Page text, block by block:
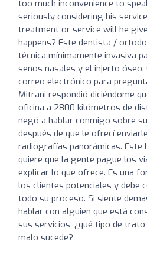
too much inconvenience to
seriously considering his
treatment or service will he
happens? Este dentista /
técnica mínimamente invasiva
senos nasales y el injerto óseo.
correo electrónico para
Mitrani respondió diciéndome
oficina a 2800 kilómetros de
negó a hablar conmigo sobre
después de que le ofrecí
radiografías panorámicas. Este
quiere que la gente pague los
explicar lo que ofrece. Es una
los clientes potenciales y debe
todo su proceso. Si siente
hablar con alguien que está
sus servicios, ¿qué tipo de
malo sucede?